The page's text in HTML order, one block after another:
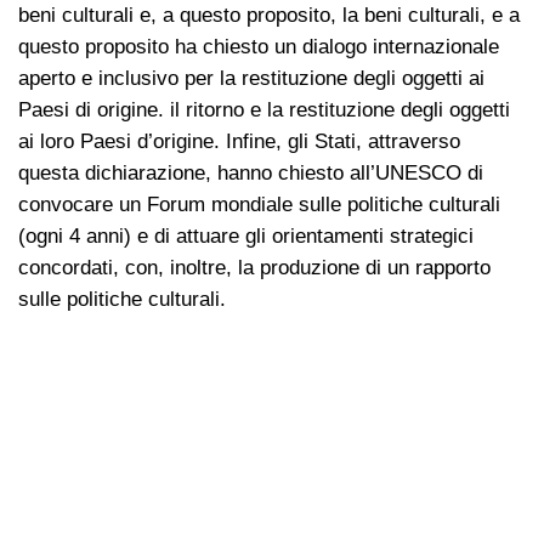
beni culturali e, a questo proposito, la beni culturali, e a
questo proposito ha chiesto un dialogo internazionale
aperto e inclusivo per la restituzione degli oggetti ai
Paesi di origine. il ritorno e la restituzione degli oggetti
ai loro Paesi d’origine. Infine, gli Stati, attraverso
questa dichiarazione, hanno chiesto all’UNESCO di
convocare un Forum mondiale sulle politiche culturali
(ogni 4 anni) e di attuare gli orientamenti strategici
concordati, con, inoltre, la produzione di un rapporto
sulle politiche culturali.